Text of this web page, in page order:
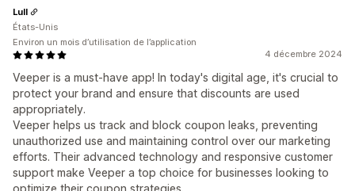
4 décembre 2024
Veeper is a must-have app! In today's digital age, it's crucial to
protect your brand and ensure that discounts are used
appropriately.
Veeper helps us track and block coupon leaks, preventing
unauthorized use and maintaining control over our marketing
efforts. Their advanced technology and responsive customer
support make Veeper a top choice for businesses looking to
optimize their coupon strategies.
Lull
États-Unis
Environ un mois d’utilisation de l’application